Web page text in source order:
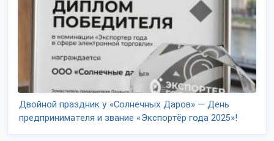
Двойной праздник у «Солнечных Даров» — День
предпринимателя и звание «Экспортёр года 2025»!